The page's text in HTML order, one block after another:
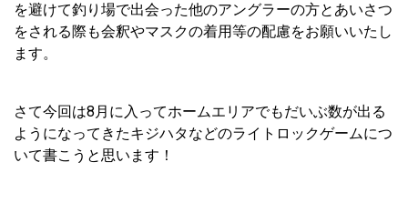
を避けて釣り場で出会った他のアングラーの方とあいさつ
をされる際も会釈やマスクの着用等の配慮をお願いいたし
ます。
さて今回は8月に入ってホームエリアでもだいぶ数が出る
ようになってきたキジハタなどのライトロックゲームにつ
いて書こうと思います！